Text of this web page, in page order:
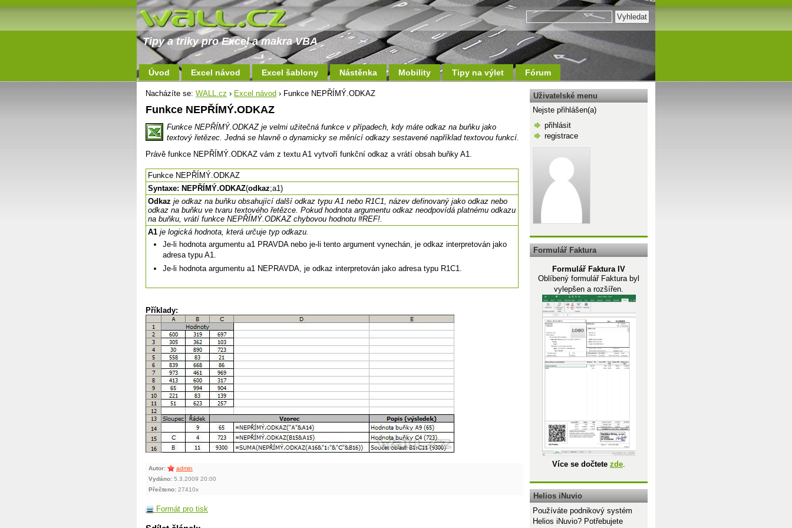
Tipy a triky pro Excel a makra VBA
Úvod Excel návod Excel šablony Nástěnka Mobility Tipy na výlet Fórum
Nacházíte se: WALL.cz › Excel návod › Funkce NEPŘÍMÝ.ODKAZ
Funkce NEPŘÍMÝ.ODKAZ
Funkce NEPŘÍMÝ.ODKAZ je velmi užitečná funkce v případech, kdy máte odkaz na buňku jako
textový řetězec. Jedná se hlavně o dynamicky se měnící odkazy sestavené například textovou funkcí.
Právě funkce NEPŘÍMÝ.ODKAZ vám z textu A1 vytvoří funkční odkaz a vrátí obsah buňky A1.
Funkce NEPŘÍMÝ.ODKAZ
Syntaxe: NEPŘÍMÝ.ODKAZ(odkaz;a1)
Odkaz je odkaz na buňku obsahující další odkaz typu A1 nebo R1C1, název definovaný jako odkaz nebo
odkaz na buňku ve tvaru textového řetězce. Pokud hodnota argumentu odkaz neodpovídá platnému odkazu
na buňku, vrátí funkce NEPŘÍMÝ.ODKAZ chybovou hodnotu #REF!.
A1 je logická hodnota, která určuje typ odkazu.
Je-li hodnota argumentu a1 PRAVDA nebo je-li tento argument vynechán, je odkaz interpretován jako
adresa typu A1.
Je-li hodnota argumentu a1 NEPRAVDA, je odkaz interpretován jako adresa typu R1C1.
Příklady:
Autor:
admin
Vydáno: 5.3.2009 20:00
Přečteno: 27410x
Formát pro tisk
Uživatelské menu
Nejste přihlášen(a)
přihlásit
registrace
Formulář Faktura
Formulář Faktura IV
Oblíbený formulář Faktura byl
vylepšen a rozšířen.
Více se dočtete zde.
Helios iNuvio
Používáte podnikový systém
Helios iNuvio? Potřebujete